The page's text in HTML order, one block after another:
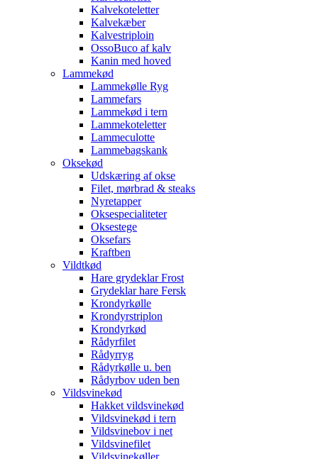
Kalvekoteletter
Kalvekæber
Kalvestriploin
OssoBuco af kalv
Kanin med hoved
Lammekød
Lammekølle Ryg
Lammefars
Lammekød i tern
Lammekoteletter
Lammeculotte
Lammebagskank
Oksekød
Udskæring af okse
Filet, mørbrad & steaks
Nyretapper
Oksespecialiteter
Oksestege
Oksefars
Kraftben
Vildtkød
Hare grydeklar Frost
Grydeklar hare Fersk
Krondyrkølle
Krondyrstriplon
Krondyrkød
Rådyrfilet
Rådyrryg
Rådyrkølle u. ben
Rådyrbov uden ben
Vildsvinekød
Hakket vildsvinekød
Vildsvinekød i tern
Vildsvinebov i net
Vildsvinefilet
Vildsvinekøller